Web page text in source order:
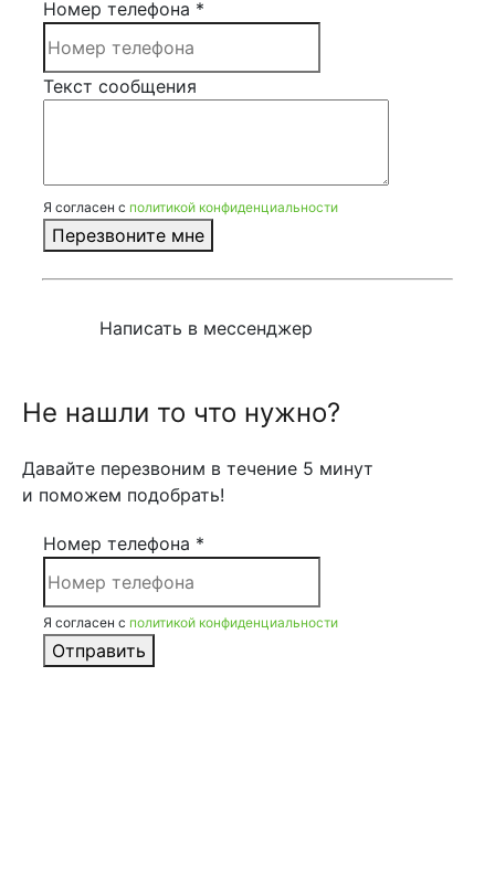
Номер телефона *
Текст сообщения
Я согласен с политикой конфиденциальности
Перезвоните мне
Написать в мессенджер
Не нашли то что нужно?
Давайте перезвоним в течение 5 минут
и поможем подобрать!
Номер телефона *
Я согласен с политикой конфиденциальности
Отправить